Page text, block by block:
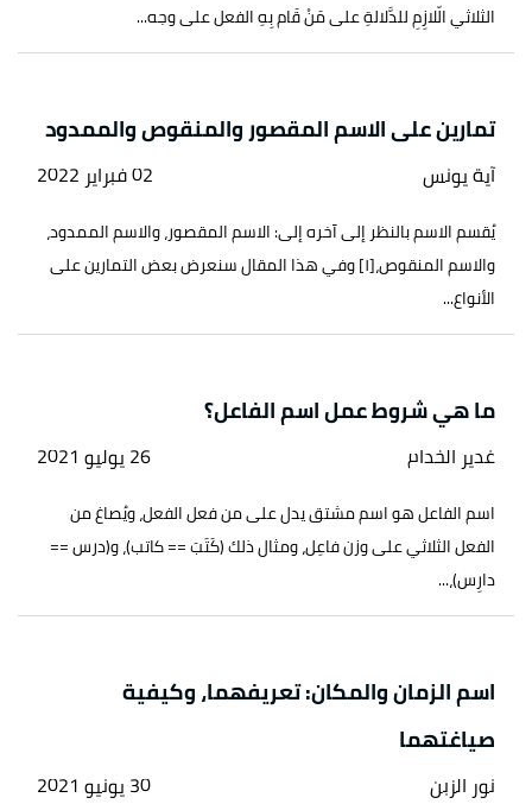
الثلاثي الّلازِمِ للدَّلالةِ على مَنْ قَام بِهِ الفعل على وجه...
تمارين على الاسم المقصور والمنقوص والممدود
آية يونس 02 فبراير 2022
يُقسم الاسم بالنظر إلى آخره إلى: الاسم المقصور، والاسم الممدود،
والاسم المنقوص،[١] وفي هذا المقال سنعرض بعض التمارين على
الأنواع...
ما هي شروط عمل اسم الفاعل؟
غدير الخدام 26 يوليو 2021
اسم الفاعل هو اسم مشتق يدل على من فعل الفعل، ويُصاغ من
الفعل الثلاثي على وزن فاعِل، ومثال ذلك (كَتَبَ == كاتب)، و(درس ==
دارِس)،...
اسم الزمان والمكان: تعريفهما، وكيفية
صياغتهما
نور الزبن 30 يونيو 2021